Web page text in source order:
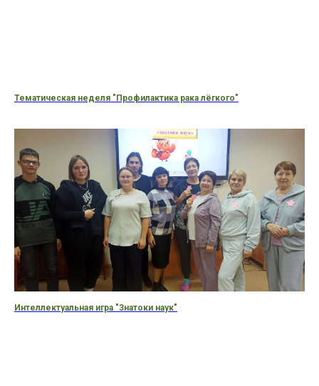
Тематическая неделя "Профилактика рака лёгкого"
Интеллектуальная игра "Знатоки наук"